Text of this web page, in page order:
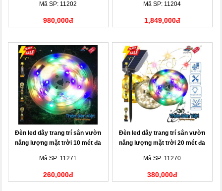
Mã SP: 11202
980,000đ
Mã SP: 11204
1,849,000đ
Đèn led dây trang trí sân vườn
năng lượng mặt trời 10 mét đa
Mã SP: 11271
260,000đ
Đèn led dây trang trí sân vườn
năng lượng mặt trời 20 mét đa
Mã SP: 11270
380,000đ